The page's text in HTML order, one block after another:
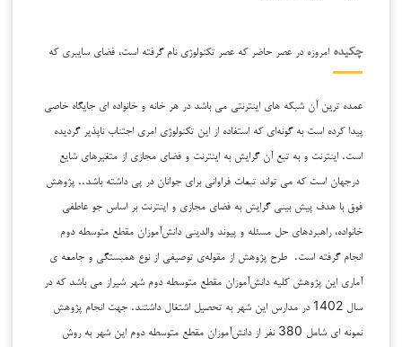
چکیده امروزه در عصر حاضر که عصر تکنولوژی نام گرفته است، فضای سایبری که
عمده ترین آن شبکه های اینترنتی می باشد در هر خانه و خانواده ای جایگاه خاصی
پیدا کرده است به گونه‌ای که استفاده از این تکنولوژی امری اجتناب ناپذیر گردیده
است. اینترنت و به تبع آن گرایش به اینترنت و فضای مجازی از متغیرهای شایع
درجهان است که می تواند تبعات فراوانی برای جوانان در پی داشته باشد.. پژوهش
فوق با هدف پیش بینی گرایش به فضای مجازی و اینترنت بر اساس جو عاطفی
خانواده، راهبردهای حل مسئله و پیوند والدینی دانش‌آموزان مقطع متوسطه دوم
انجام گرفته است. طرح پژوهش از مقوله‌ی توصیفی از نوع همبستگی و جامعه ی
آماری این پژوهش کلیه دانش‌آموزان مقطع متوسطه دوم شهر شیراز می باشد که در
سال 1402 در مدارس این شهر به تحصیل اشتغال داشتند. جهت انجام پژوهش
نمونه ای شامل 380 نفر از دانش‌آموزان مقطع متوسطه دوم این شهر به روش